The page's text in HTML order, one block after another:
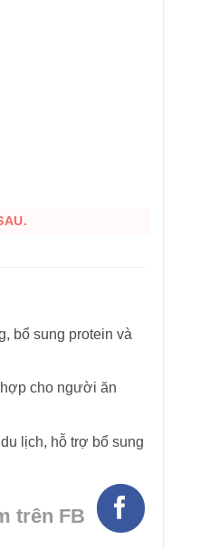
bổ sung protein và
cho người ăn
lịch, hỗ trợ bổ sung
trên FB